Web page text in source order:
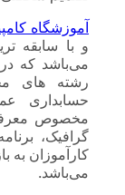
آموزشگاه
و با سابقه
می‌باشد که
رشته های
حسابداری
گرافیک،
کارآموزان به
می‌باشد.